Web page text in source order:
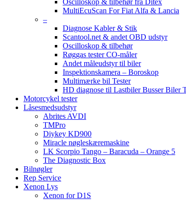
Oscilloskop & tilbehør fra Ditex
MultiEcuScan For Fiat Alfa & Lancia
–
Diagnose Kabler & Stik
Scantool.net & andet OBD udstyr
Oscilloskop & tilbehør
Røggas tester CO-måler
Andet måleudstyr til biler
Inspektionskamera – Boroskop
Multimærke bil Tester
HD diagnose til Lastbiler Busser Biler
Motorcykel tester
Låsesmedsudstyr
Abrites AVDI
TMPro
Diykey KD900
Miracle nøgleskæremaskine
LK Scorpio Tango – Baracuda – Orange 5
The Diagnostic Box
Bilnøgler
Rep Service
Xenon Lys
Xenon for D1S